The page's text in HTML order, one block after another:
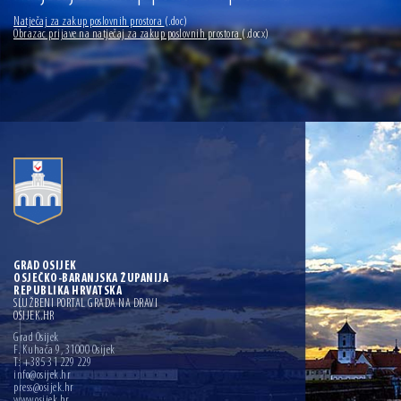
13.07.2026 | Ljetnim izdanjem Večeri vina i umjetnosti završen Vinski mjesec
07.07.2026 | Održana 8. sjednica Gradskog vijeća Grada Osijeka. Gradonačelnik
Radić istaknuo da je u osječke vrtiće upisan rekordan broj djece, te najavio cjelovitu
obnovu glavnog osječkog Trga Ante Starčevića
06.07.2026 | Brevis koncertom u Zlatnoj dvorani Musikvereina obilježio 30 godina
04.07.2026 | Zbog povoljnih vodostaja i pravodobnih mjera komarci ove godine pod
04.08.2026 | U Osijeku obilježen Dan pobjede i domovinske zahvalnosti i Dan
hrvatskih branitelja
Natječaj za zakup poslovnih prostora(.doc)
Obrazac prijave na natječaj za zakup poslovnih prostora(.docx)
GRAD OSIJEK
OSJEČKO-BARANJSKA ŽUPANIJA
REPUBLIKA HRVATSKA
SLUŽBENI PORTAL GRADA NA DRAVI
OSIJEK.HR
Grad Osijek
F. Kuhača 9, 31000 Osijek
T: +385 31 229 229
info@osijek.hr
press@osijek.hr